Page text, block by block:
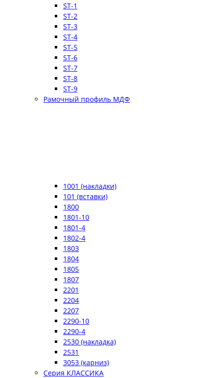
ST-1
ST-2
ST-3
ST-4
ST-5
ST-6
ST-7
ST-8
ST-9
Рамочный профиль МДФ
1001 (накладки)
101 (вставки)
1800
1801-10
1801-4
1802-4
1803
1804
1805
1807
2201
2204
2207
2290-10
2290-4
2530 (накладка)
2531
3053 (карниз)
Серия КЛАССИКА